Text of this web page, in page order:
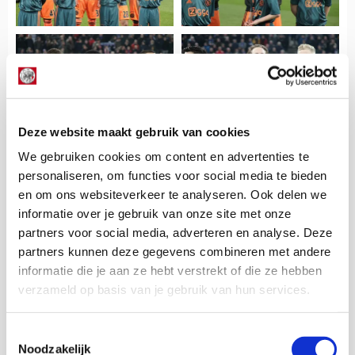
Deze website maakt gebruik van cookies
We gebruiken cookies om content en advertenties te
personaliseren, om functies voor social media te bieden
en om ons websiteverkeer te analyseren. Ook delen we
informatie over je gebruik van onze site met onze
partners voor social media, adverteren en analyse. Deze
partners kunnen deze gegevens combineren met andere
informatie die je aan ze hebt verstrekt of die ze hebben
verzameld op basis van je gebruik van hun services.
Noodzakelijk
Floris Roos